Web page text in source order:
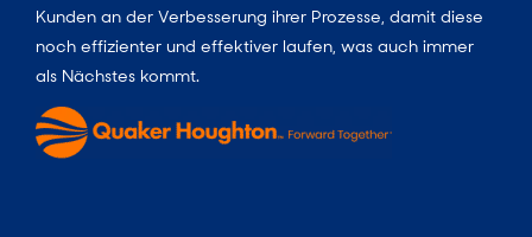
Kunden an der Verbesserung ihrer Prozesse, damit diese
noch effizienter und effektiver laufen, was auch immer
als Nächstes kommt.